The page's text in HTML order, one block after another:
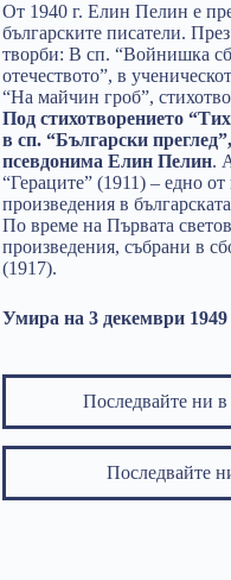
От 1940 г. Елин Пелин е
българските писатели.
творби: В сп. “Войнишка
отечеството”, в
“На майчин гроб”,
Под стихотворението
в сп. “Български
псевдонима Елин Пелин.
“Гераците” (1911) – едно
произведения в
По време на Първата
произведения, събрани в
(1917).
Умира на 3 декември
Последвайте ни в
Последвайте